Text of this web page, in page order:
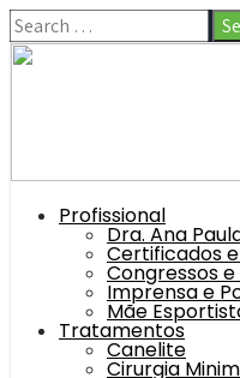
Profissional
Dra. Ana
Certificados
Congressos
Imprensa e
Mãe
Tratamentos
Canelite
Cirurgia